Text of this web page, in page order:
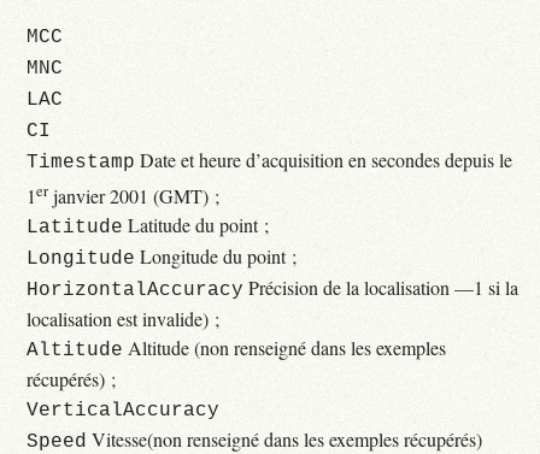
MCC
MNC
LAC
CI
Timestamp Date et heure d’acquisition en secondes depuis le
1er janvier 2001 (GMT) ;
Latitude Latitude du point ;
Longitude Longitude du point ;
HorizontalAccuracy Précision de la localisation —1 si la
localisation est invalide) ;
Altitude Altitude (non renseigné dans les exemples
récupérés) ;
VerticalAccuracy
Speed Vitesse(non renseigné dans les exemples récupérés)